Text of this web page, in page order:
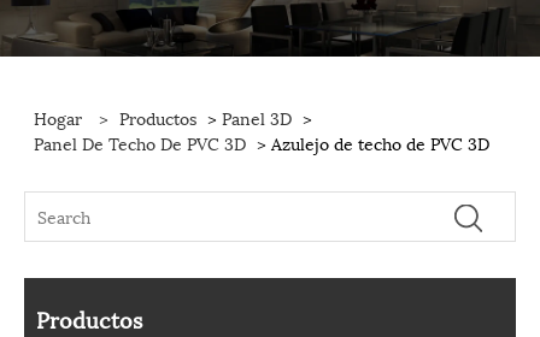
Hogar > Productos >Panel 3D >
Panel De Techo De PVC 3D > Azulejo de techo de PVC 3D
Productos